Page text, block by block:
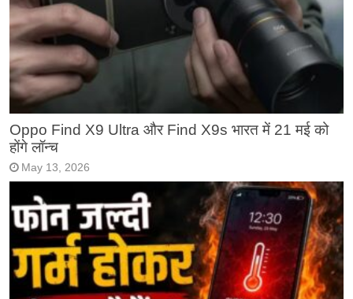
Oppo Find X9 Ultra और Find X9s भारत में 21 मई को
होंगे लॉन्च
May 13, 2026